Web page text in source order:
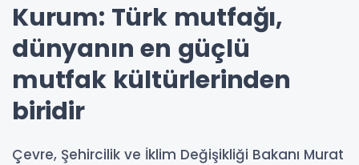
Kurum: Türk mutfağı,
dünyanın en güçlü
mutfak kültürlerinden
biridir
Çevre, Şehircilik ve İklim Değişikliği Bakanı Murat